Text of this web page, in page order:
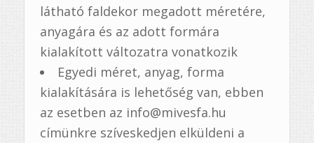
látható faldekor megadott méretére,
anyagára és az adott formára
kialakított változatra vonatkozik
Egyedi méret, anyag, forma
kialakítására is lehetőség van, ebben
az esetben az info@mivesfa.hu
címünkre szíveskedjen elküldeni a